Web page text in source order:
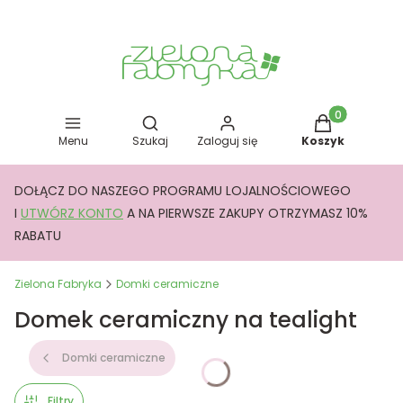
Menu
Otwórz wyszukiwarkę
Szukaj Zaloguj się
Produkty w
Koszyk
DOŁĄCZ DO NASZEGO PROGRAMU LOJALNOŚCIOWEGO
I UTWÓRZ KONTO A NA PIERWSZE ZAKUPY OTRZYMASZ 10%
RABATU
Zielona Fabryka Domki ceramiczne
Domek ceramiczny na tealight
Domki ceramiczne